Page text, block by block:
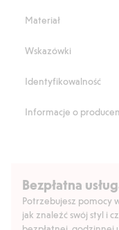
Numer artykułu
Materiał
Wskazówki
Identyfikowalność
Informacje o
Bezpłatna
Potrzebujesz pomocy
jak znaleźć swój styl i